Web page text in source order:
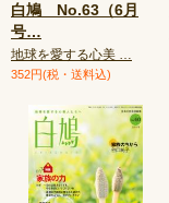
白鳩 No.63（6月
号…
地球を愛する心美 …
352円(税・送料込)